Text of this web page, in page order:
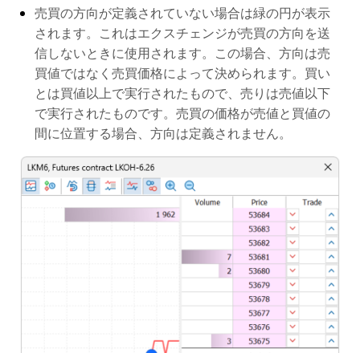
売買の方向が定義されていない場合は緑の円が表示
されます。これはエクスチェンジが売買の方向を送
信しないときに使用されます。この場合、方向は売
買値ではなく売買価格によって決められます。買い
とは買値以上で実行されたもので、売りは売値以下
で実行されたものです。売買の価格が売値と買値の
間に位置する場合、方向は定義されません。